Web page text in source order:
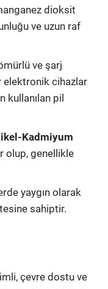
dioksit
ve uzun raf
ve şarj
elektronik cihazlar
kullanılan pil
Kadmiyum
olup, genellikle
yaygın olarak
sahiptir.
çevre dostu ve